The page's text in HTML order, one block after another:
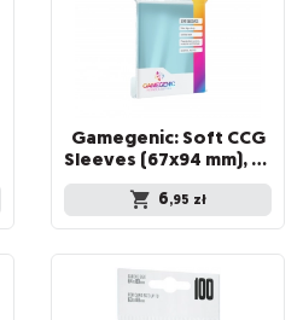
Gamegenic: Soft CCG
Sleeves (67x94 mm), 100 sztuk
6,95 zł